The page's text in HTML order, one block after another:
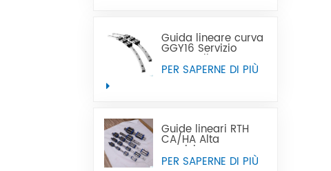
Guida lineare curva
GGY16 Servizio
personalizzato OEM
fornito, guide lineari
PER SAPERNE DI PIÙ
Guide lineari RTH
CA/HA Alta
precisione e prezzo
accessibile
PER SAPERNE DI PIÙ